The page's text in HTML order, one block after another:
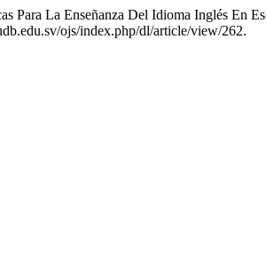
Para La Enseñanza Del Idioma Inglés En
ojs/index.php/dl/article/view/262.